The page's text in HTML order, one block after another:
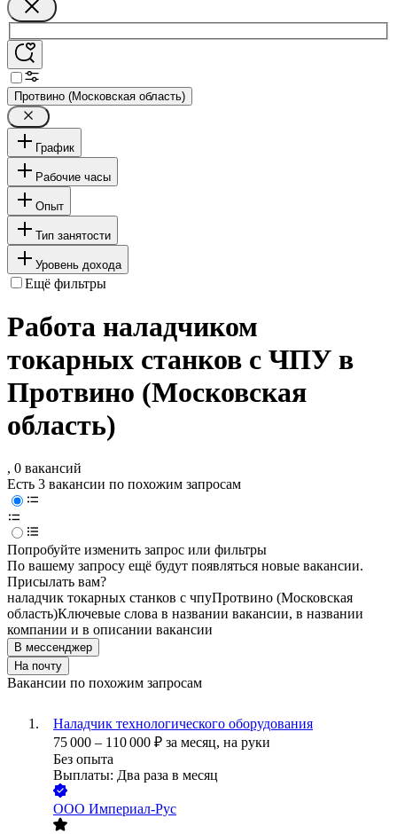
Протвино (Московская область)
График
Рабочие часы
Опыт
Тип занятости
Уровень дохода
Ещё фильтры
Работа наладчиком
токарных станков с ЧПУ в
Протвино (Московская
область)
, 0 вакансий
Есть 3 вакансии по похожим запросам
Попробуйте изменить запрос или фильтры
По вашему запросу ещё будут появляться новые вакансии.
Присылать вам?
наладчик токарных станков с чпуПротвино (Московская
область)Ключевые слова в названии вакансии, в названии
компании и в описании вакансии
В мессенджер
На почту
Вакансии по похожим запросам
Наладчик технологического оборудования
75 000 – 110 000 ₽ за месяц, на руки
Без опыта
Выплаты: Два раза в месяц
ООО Империал-Рус